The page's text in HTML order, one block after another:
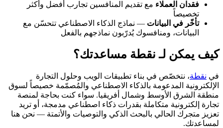
فقدان العملاءمع تقديم المنافسين تجارب أفضل وأكثر
تخصيصاً
تأخّر في البيانات— نماذج الذكاء الاصطناعي تتحسّن مع
البيانات، ومنافسوك يُدرّبون نماذجهم بالفعل
كيف يمكن لـ نقطة مساعدتك؟
في نقطة، نتخصّص في بناء تطبيقات الويب وحلول التجارة
الإلكترونية المدعومة بالذكاء الاصطناعي والمُصمّمة خصيصاً لسوق
منطقة الشرق الأوسط وشمال أفريقيا. سواء كنت بحاجة لمنصة
تجارة إلكترونية متكاملة بقدرات ذكاء اصطناعي مدمجة، أو تريد
تعزيز متجرك الحالي بالبحث الذكي والتوصيات والأتمتة — نحن هنا
لمساعدتك.